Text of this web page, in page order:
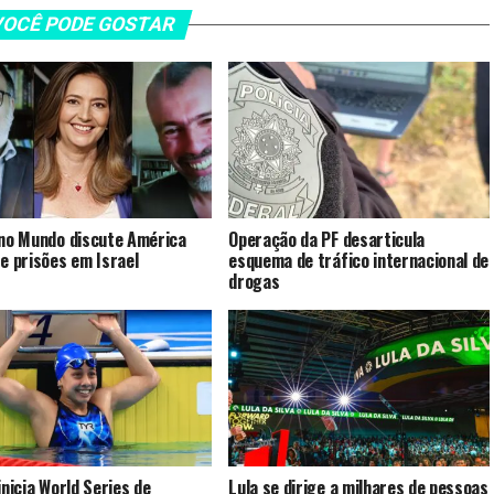
PODE GOSTAR
Mundo discute América
prisões em Israel
Operação da PF desarticula
esquema de tráfico internacional de
drogas
World Series de Lula se dirige a milhares de pessoas